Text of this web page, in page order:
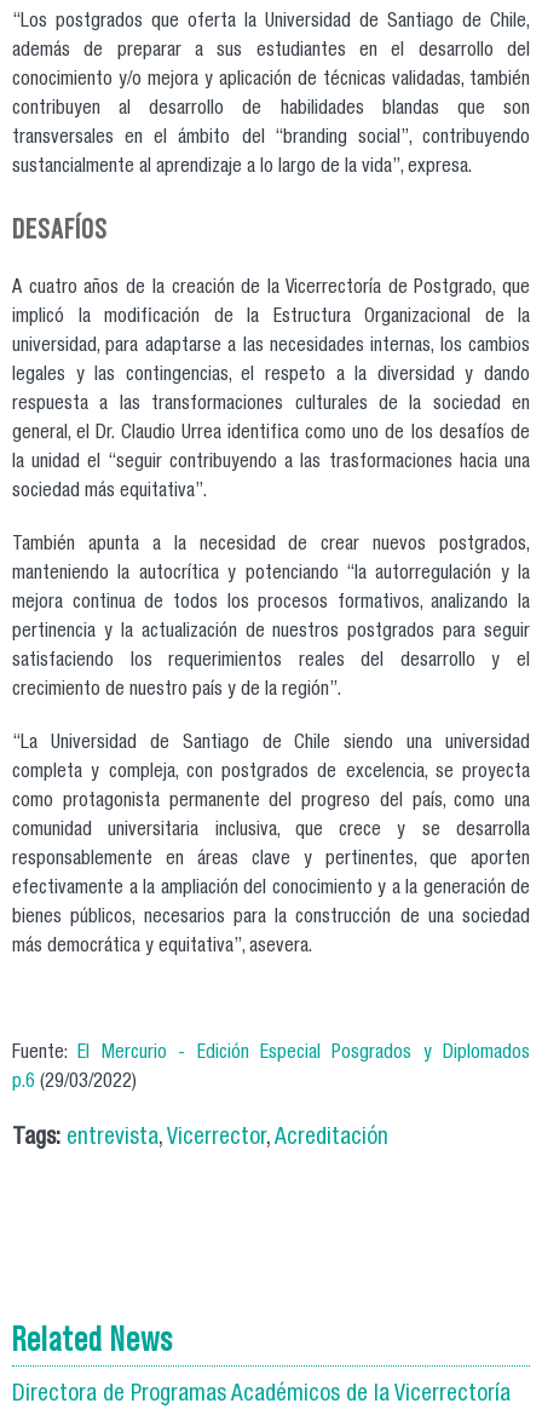
“Los postgrados que oferta la Universidad de Santiago de Chile,
además de preparar a sus estudiantes en el desarrollo del
conocimiento y/o mejora y aplicación de técnicas validadas, también
contribuyen al desarrollo de habilidades blandas que son
transversales en el ámbito del “branding social”, contribuyendo
sustancialmente al aprendizaje a lo largo de la vida”, expresa.
DESAFÍOS
A cuatro años de la creación de la Vicerrectoría de Postgrado, que
implicó la modificación de la Estructura Organizacional de la
universidad, para adaptarse a las necesidades internas, los cambios
legales y las contingencias, el respeto a la diversidad y dando
respuesta a las transformaciones culturales de la sociedad en
general, el Dr. Claudio Urrea identifica como uno de los desafíos de
la unidad el “seguir contribuyendo a las trasformaciones hacia una
sociedad más equitativa”.
También apunta a la necesidad de crear nuevos postgrados,
manteniendo la autocrítica y potenciando “la autorregulación y la
mejora continua de todos los procesos formativos, analizando la
pertinencia y la actualización de nuestros postgrados para seguir
satisfaciendo los requerimientos reales del desarrollo y el
crecimiento de nuestro país y de la región”.
“La Universidad de Santiago de Chile siendo una universidad
completa y compleja, con postgrados de excelencia, se proyecta
como protagonista permanente del progreso del país, como una
comunidad universitaria inclusiva, que crece y se desarrolla
responsablemente en áreas clave y pertinentes, que aporten
efectivamente a la ampliación del conocimiento y a la generación de
bienes públicos, necesarios para la construcción de una sociedad
más democrática y equitativa”, asevera.
Fuente:El Mercurio - Edición Especial Posgrados y Diplomados
p.6 (29/03/2022)
Tags: entrevista, Vicerrector, Acreditación
Related News
Directora de Programas Académicos de la Vicerrectoría